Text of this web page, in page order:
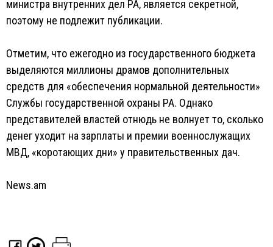
министра внутренних дел РА, является секретной,
поэтому не подлежит публикации.
Отметим, что ежегодно из государственного бюджета
выделяются миллионы драмов дополнительных
средств для «обеспечения нормальной деятельности»
Службы государственной охраны РА. Однако
представителей властей отнюдь не волнует то, сколько
денег уходит на зарплаты и премии военнослужащих
МВД, «коротающих дни» у правительственных дач.
News.am